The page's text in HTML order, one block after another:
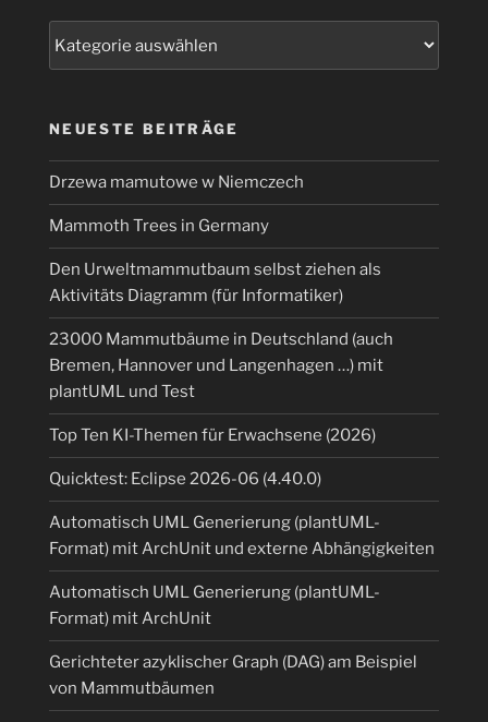
NEUESTE BEITRÄGE
Drzewa mamutowe w Niemczech
Mammoth Trees in Germany
Den Urweltmammutbaum selbst ziehen als
Aktivitäts Diagramm (für Informatiker)
23000 Mammutbäume in Deutschland (auch
Bremen, Hannover und Langenhagen …) mit
plantUML und Test
Top Ten KI-Themen für Erwachsene (2026)
Quicktest: Eclipse 2026-06 (4.40.0)
Automatisch UML Generierung (plantUML-
Format) mit ArchUnit und externe Abhängigkeiten
Automatisch UML Generierung (plantUML-
Format) mit ArchUnit
Gerichteter azyklischer Graph (DAG) am Beispiel
von Mammutbäumen